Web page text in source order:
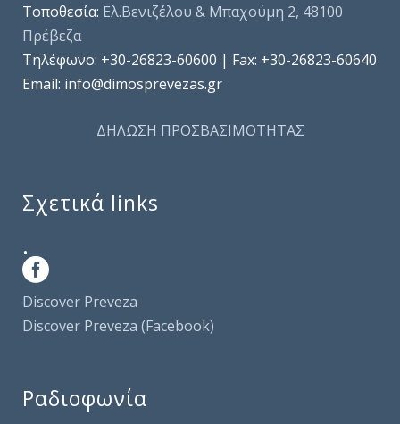
Τοποθεσία: Ελ.Βενιζέλου & Μπαχούμη 2, 48100
Πρέβεζα
Τηλέφωνo: +30-26823-60600 | Fax: +30-26823-60640
Email: info@dimosprevezas.gr
ΔΗΛΩΣΗ ΠΡΟΣΒΑΣΙΜΟΤΗΤΑΣ
Σχετικά links
.
Discover Preveza
Discover Preveza (Facebook)
Ραδιοφωνία